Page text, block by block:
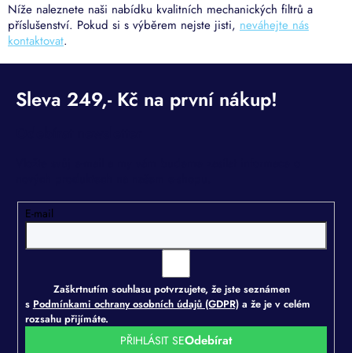
Níže naleznete naši nabídku kvalitních mechanických filtrů a
příslušenství. Pokud si s výběrem nejste jisti, neváhejte nás
kontaktovat.
E-mail
Zaškrtnutím souhlasu potvrzujete, že jste seznámen
s Podmínkami ochrany osobních údajů (GDPR)a že je v celém
rozsahu přijímáte.
PŘIHLÁSIT SE